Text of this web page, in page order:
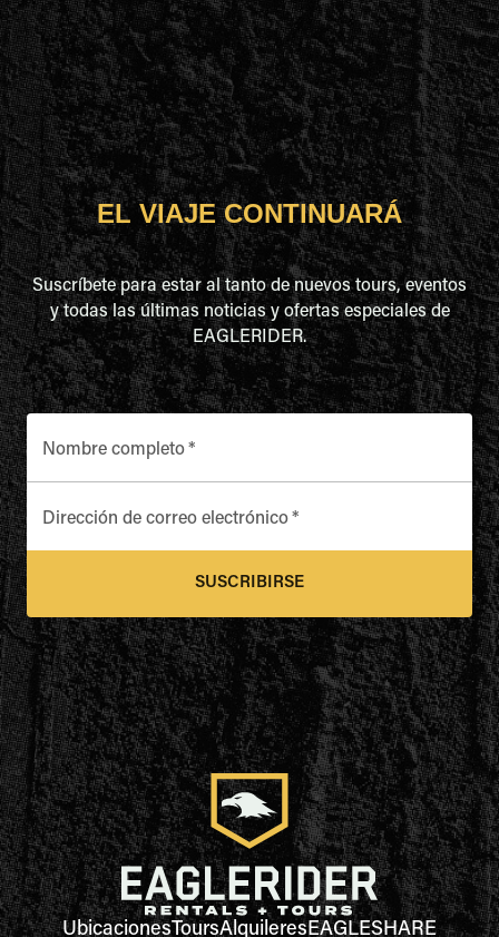
EL VIAJE CONTINUARÁ
Suscríbete para estar al tanto de nuevos tours, eventos
y todas las últimas noticias y ofertas especiales de
EAGLERIDER.
Nombre completo*
Dirección de correo electrónico*
SUSCRIBIRSE
UbicacionesToursAlquileresEAGLESHARE